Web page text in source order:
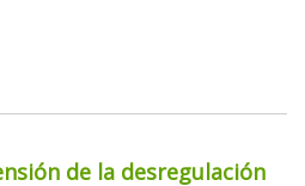
de la desregulación